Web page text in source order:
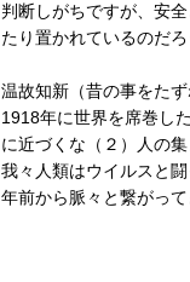
判断しがちですが、安
たり置かれているのだ
温故知新（昔の事をた
1918年に世界を席巻し
に近づくな（２）人の
我々人類はウイルスと
年前から脈々と繋がっ